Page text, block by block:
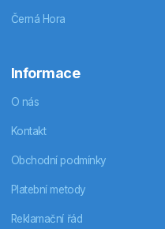
Černá Hora
Informace
O nás
Kontakt
Obchodní podmínky
Platební metody
Reklamační řád